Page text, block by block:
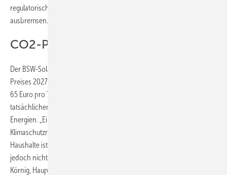
regulatorische Rahmen muss diese Entwicklung unterstützen, nicht
ausbremsen.“
CO2-Preis muss steigen
Der BSW-Solar kritisiert zudem noch das geplante Einfrieren des CO2-
Preises 2027 für ein weiteres Jahr auf einen Preiskorridor von 55 bis
65 Euro pro Tonne. Diese Preisspanne liege deutlich unter den
tatsächlichen Gesundheits-, Umwelt- und Klimafolgekosten fossiler
Energien. „Eine soziale Abfederung notwendiger
Klimaschutzmaßnahmen zugunsten einkommensschwacher
Haushalte ist sinnvoll. Kurzfristige finanzielle Entlastungen dürfen
jedoch nicht zulasten künftiger Generationen gehen“, fordert Carsten
Körnig, Hauptgeschäftsführer des BSW-Solar. „Durch das Ausbremsen